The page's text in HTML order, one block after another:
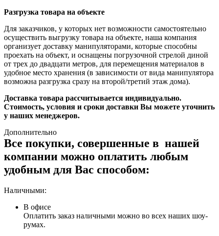
Разгрузка товара на объекте
Для заказчиков, у которых нет возможности самостоятельно
осуществить выгрузку товара на объекте, наша компания
организует доставку манипуляторами, которые способны
проехать на объект, и оснащены погрузочной стрелой диной
от трех до двадцати метров, для перемещения материалов в
удобное место хранения (в зависимости от вида манипулятора
возможна разгрузка сразу на второй/третий этаж дома).
Доставка товара рассчитывается индивидуально.
Стоимость, условия и сроки доставки Вы можете уточнить
у наших менеджеров.
Дополнительно
Все покупки, совершенные в нашей
компании можно оплатить любым
удобным для Вас способом:
Наличными:
В офисе
Оплатить заказ наличными можно во всех наших шоу-
румах.